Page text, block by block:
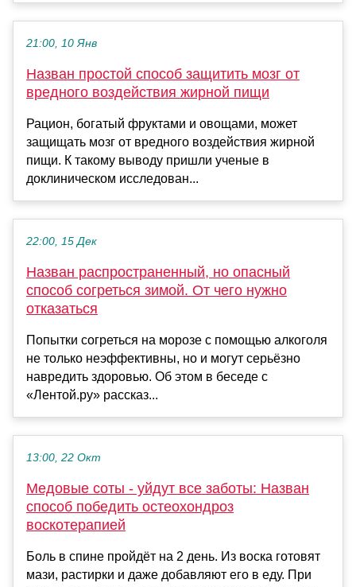
21:00, 10 Янв
Назван простой способ защитить мозг от
вредного воздействия жирной пищи
Рацион, богатый фруктами и овощами, может
защищать мозг от вредного воздействия жирной
пищи. К такому выводу пришли ученые в
доклиническом исследован...
22:00, 15 Дек
Назван распространенный, но опасный
способ согреться зимой. От чего нужно
отказаться
Попытки согреться на морозе с помощью алкоголя
не только неэффективны, но и могут серьёзно
навредить здоровью. Об этом в беседе с
«Лентой.ру» рассказ...
13:00, 22 Окт
Медовые соты - уйдут все заботы: Назван
способ победить остеохондроз
воскотерапией
Боль в спине пройдёт на 2 день. Из воска готовят
мази, растирки и даже добавляют его в еду. При